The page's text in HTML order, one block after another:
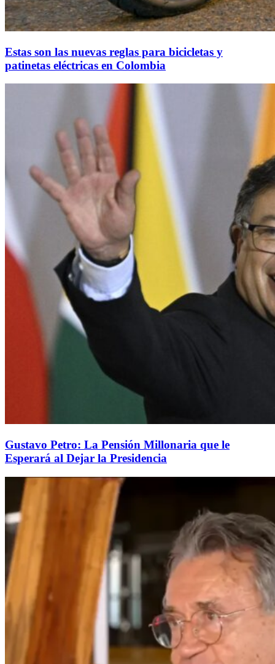
Estas son las nuevas reglas para bicicletas y
patinetas eléctricas en Colombia
Gustavo Petro: La Pensión Millonaria que le
Esperará al Dejar la Presidencia